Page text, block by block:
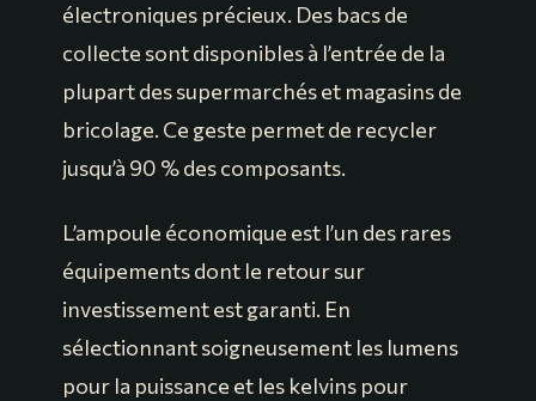
électroniques précieux. Des bacs de
collecte sont disponibles à l’entrée de la
plupart des supermarchés et magasins de
bricolage. Ce geste permet de recycler
jusqu’à 90 % des composants.
L’ampoule économique est l’un des rares
équipements dont le retour sur
investissement est garanti. En
sélectionnant soigneusement les lumens
pour la puissance et les kelvins pour